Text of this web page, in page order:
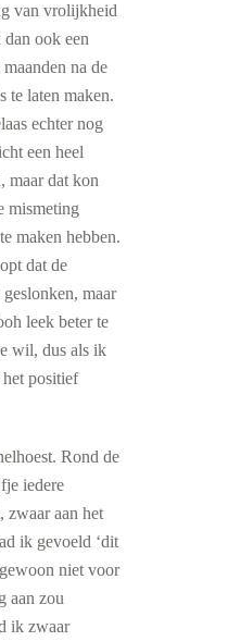
van vrolijkheid
dan ook een
na de
te laten maken.
echter nog
een heel
maar dat kon
mismeting
maken hebben.
dat de
maar
leek beter te
wil, dus als ik
positief
Rond de
iedere
zwaar aan het
ik gevoeld ‘dit
niet voor
aan zou
ik zwaar